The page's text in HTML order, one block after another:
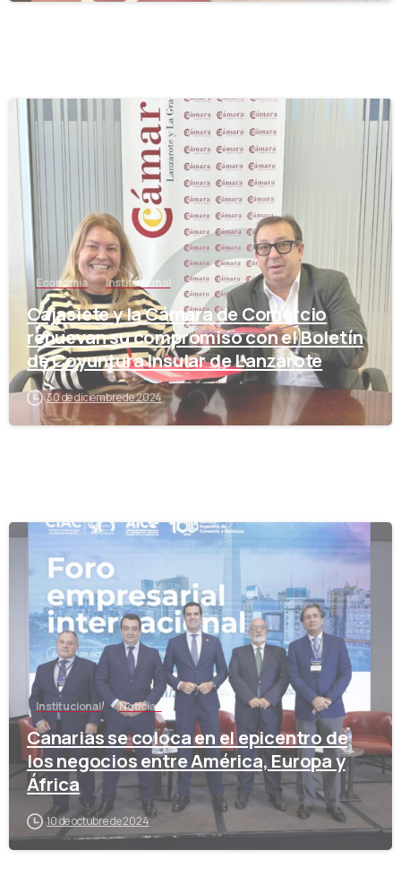
Economía Institucional
Cajasiete y la Cámara de Comercio
renuevan su compromiso con el Boletín
de Coyuntura Insular de Lanzarote
30 de diciembre de 2024
Institucional Noticias
Canarias se coloca en el epicentro de
los negocios entre América, Europa y
África
10 de octubre de 2024